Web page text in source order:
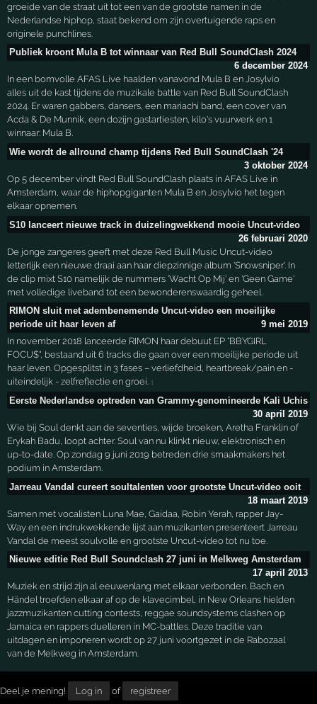
groeide van de straat uit tot een van de grootste namen in de
Nederlandse hiphop, staat bekend om zijn overtuigende raps en
originele punchlines.
Publiek kroont Mula B tot winnaar van Red Bull SoundClash 2024
6 december 2024
In een bomvolle AFAS Live haalden vanavond Mula B en Josylvio
alles uit de kast tijdens de muzikale battle van Red Bull SoundClash
2024. Er waren gabbers, dansers, een mariachi band, een cover van
Acda & De Munnik, een dozijn gastartiesten, kilo's vuurwerk en 1
winnaar: Mula B.
Wie wordt de allround champ tijdens Red Bull SoundClash '24
3 oktober 2024
Op 5 december vindt Red Bull SoundClash plaats in AFAS Live in
Amsterdam, waar de hiphopgiganten Mula B en Josylvio het tegen
elkaar opnemen.
S10 lanceert nieuwe track in duizelingwekkend mooie Uncut-video
26 februari 2020
De jonge zangeres geeft met deze Red Bull Music Uncut-video
letterlijk een nieuwe draai aan haar diepzinnige album 'Snowsniper'. In
de clip mixt S10 namelijk de nummers 'Wacht Op Mij' en 'Geen Game'
met volledige liveband tot een bewonderenswaardig geheel.
RIMON sluit met adembenemende Uncut-video een moeilijke
periode uit haar leven af
9 mei 2019
In november 2018 lanceerde RIMON haar debuut EP "BBYGIRL
FOCU$", bestaand uit 6 tracks die gaan over een moeilijke periode uit
haar leven. Opgesplitst in 3 fases – verliefdheid, heartbreak/pain en -
uiteindelijk - zelfreflectie en groei.1
Eerste Nederlandse optreden van Grammy-genomineerde Kali Uchis
30 april 2019
Wie bij Soul denkt aan de seventies, wijde broeken, Aretha Franklin of
Erykah Badu, loopt achter. Soul van nu klinkt nieuw, elektronisch en
up-to-date. Op zondag 9 juni 2019 betreden drie smaakmakers het
podium in Amsterdam.
Jarreau Vandal cureert soultalenten voor grootste Uncut-video ooit
18 maart 2019
Samen met vocalisten Luna Mae, Gaidaa, Robin Yerah, rapper Jay-
Way en een indrukwekkende lijst aan muzikanten presenteert Jarreau
Vandal de meest soulvolle en grootste Uncut-video tot nu toe.
Nieuwe editie Red Bull Soundclash 27 juni in Melkweg Amsterdam
17 april 2013
Muziek en strijd zijn al eeuwenlang met elkaar verbonden. Bach en
Händel troefden elkaar af op de klavecimbel, in New Orleans hielden
jazzmuzikanten cutting contests, reggae soundsystems clashen op
Jamaica en rappers duelleren in MC-battles. Deze traditie van
uitdagen en imponeren wordt op 27 juni voortgezet in de Rabozaal
van de Melkweg in Amsterdam.
Deel je mening! Log in of registreer